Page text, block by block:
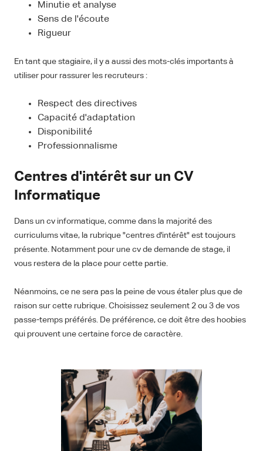
Minutie et analyse
Sens de l'écoute
Rigueur
En tant que stagiaire, il y a aussi des mots-clés importants à
utiliser pour rassurer les recruteurs :
Respect des directives
Capacité d'adaptation
Disponibilité
Professionnalisme
Centres d'intérêt sur un CV
Informatique
Dans un cv informatique, comme dans la majorité des
curriculums vitae, la rubrique "centres d'intérêt" est toujours
présente. Notamment pour une cv de demande de stage, il
vous restera de la place pour cette partie.
Néanmoins, ce ne sera pas la peine de vous étaler plus que de
raison sur cette rubrique. Choisissez seulement 2 ou 3 de vos
passe-temps préférés. De préférence, ce doit être des hoobies
qui prouvent une certaine force de caractère.